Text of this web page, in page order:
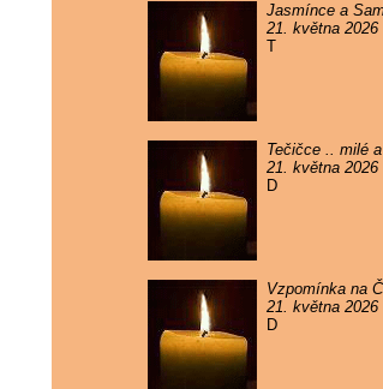
Jasmínce a
21. května 2026
T
Tečičce .. milé
21. května 2026
D
Vzpomínka na
21. května 2026
D